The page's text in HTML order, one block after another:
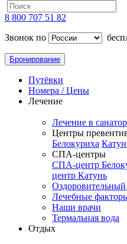
8 800 707 51 82
Звонок по
Бронирование
Путёвки
Номера / Цены
Лечение
Лечение в
Центры
Белокуриха
СПА-центры
СПА-центр
центр Катунь
Лечебные
Наши врачи
Термальная вода
Отдых